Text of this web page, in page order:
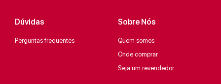
Dúvidas
Perguntas frequentes
Sobre Nós
Quem somos
Onde comprar
Seja um revendedor